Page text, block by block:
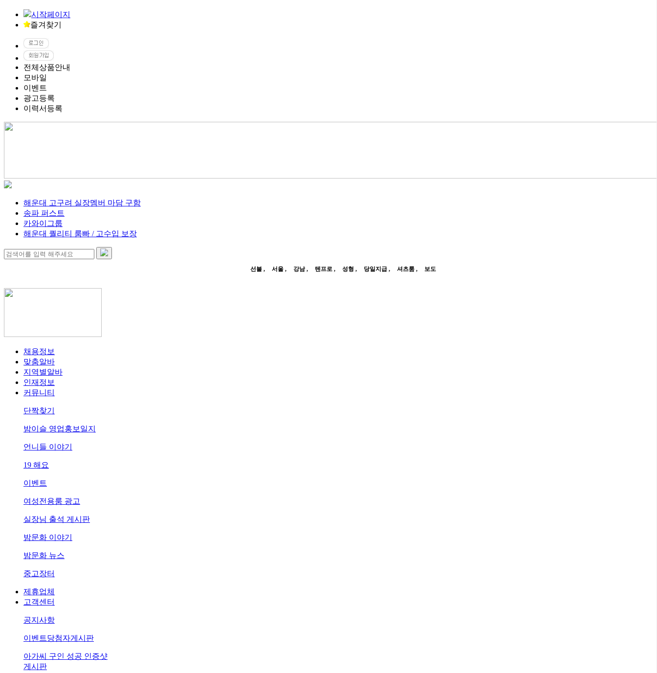
시작페이지
즐겨찾기
전체상품안내
모바일
이벤트
광고등록
이력서등록
해운대 고구려 실장멤버 마담 구함
송파 퍼스트
카와이그룹
해운대 퀄리티 룸빠 / 고수입 보장
선불 서울 강남 텐프로 성형 당일지급 셔츠룸 보도
채용정보
맞춤알바
지역별알바
인재정보
커뮤니티
단짝찾기
밤이슬 영업홍보일지
언니들 이야기
19 해요
이벤트
여성전용룸 광고
실장님 출석 게시판
밤문화 이야기
밤문화 뉴스
중고장터
제휴업체
고객센터
공지사항
이벤트당첨자게시판
아가씨 구인 성공 인증샷
게시판